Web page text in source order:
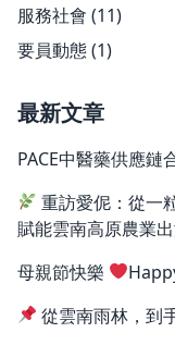
服務社會 (11)
要員動態(1)
最新文章
PACE中醫藥供應鏈
重訪愛伲：從一
賦能雲南高原農業
母親節快樂
從雲南雨林，到